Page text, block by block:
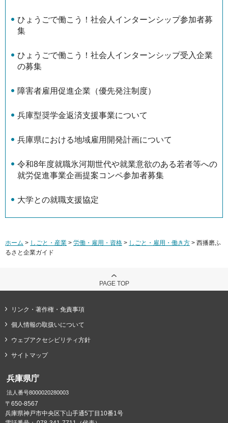
ひょうごで働こう！社会人インターンシップ参加者募
集
ひょうごで働こう！社会人インターンシップ受入企業
の募集
障害者雇用促進企業（優先発注制度）
兵庫型奨学金返済支援事業について
兵庫県における地域雇用開発計画について
令和8年度就職氷河期世代や就業意欲のある若者等への
就労促進事業企画提案コンペ参加者募集
大学との就職支援協定
ホーム > しごと・産業 > 労働・雇用・資格 > しごと・雇用・働き方 > 西播磨ふ
るさと企業ガイド
PAGE TOP
リンク・著作権・免責事項
個人情報の取扱いについて
ウェブアクセシビリティ方針
サイトマップ
兵庫県庁
法人番号8000020280003
〒650-8567
兵庫県神戸市中央区下山手通5丁目10番1号